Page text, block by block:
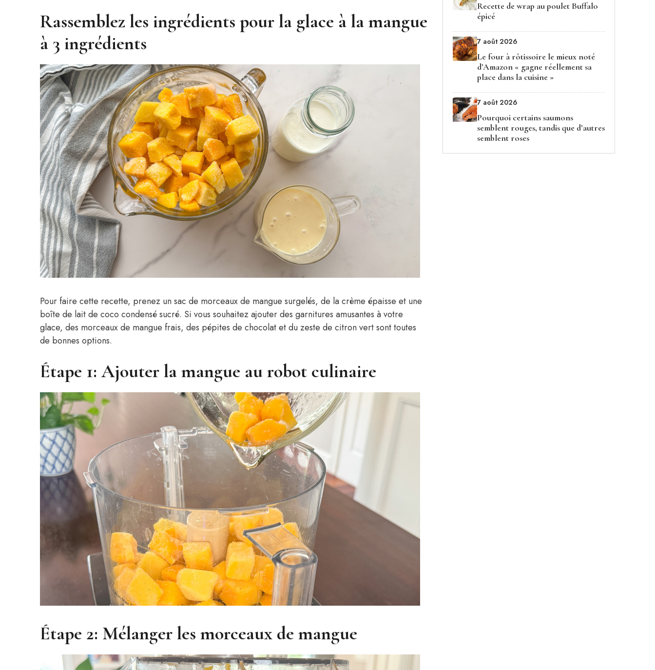
Rassemblez les ingrédients pour la glace à la mangue
à 3 ingrédients
Pour faire cette recette, prenez un sac de morceaux de mangue surgelés, de la crème épaisse et une
boîte de lait de coco condensé sucré. Si vous souhaitez ajouter des garnitures amusantes à votre
glace, des morceaux de mangue frais, des pépites de chocolat et du zeste de citron vert sont toutes
de bonnes options.
Étape 1: Ajouter la mangue au robot culinaire
Étape 2: Mélanger les morceaux de mangue
Recette de wrap au poulet Buffalo
épicé
7 août 2026
Le four à rôtissoire le mieux noté
d’Amazon « gagne réellement sa
place dans la cuisine »
7 août 2026
Pourquoi certains saumons
semblent rouges, tandis que d’autres
semblent roses